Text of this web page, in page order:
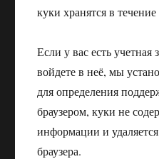
куки хранятся в
Если у вас есть учетная
войдете в неё, мы
для определения
браузером, куки не
информации и
браузера.